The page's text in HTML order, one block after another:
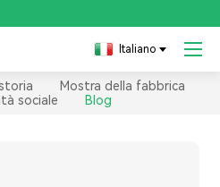
Italiano
Mostra della fabbrica
sociale
Blog